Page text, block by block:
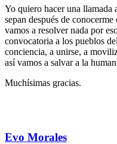
Yo quiero hacer una llamada
sepan después de
vamos a resolver nada por
convocatoria a los pueblos
conciencia, a unirse, a
así vamos a salvar a la
Muchísimas gracias.
Evo Morales